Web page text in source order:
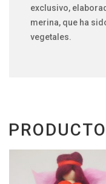
exclusivo,
merina, que ha
vegetales.